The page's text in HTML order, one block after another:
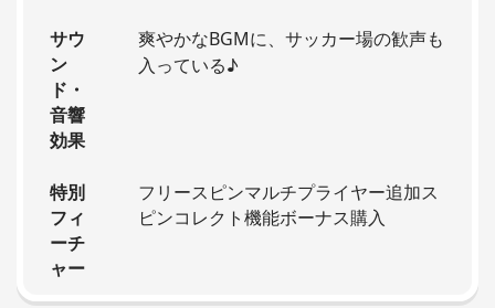
サウ
ン
ド・
音響
効果
爽やかなBGMに、サッカー場の歓声も
入っている♪
特別
フィ
ーチ
ャー
フリースピンマルチプライヤー追加ス
ピンコレクト機能ボーナス購入